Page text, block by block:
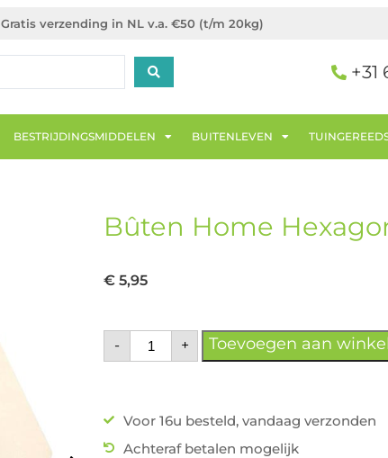
Gratis verzending in NL v.a. €50 (t/m 20kg)
+31
BESTRIJDINGSMIDDELEN BUITENLEVEN
Bûten Home
€ 5,95
- + Toevoegen aan
Voor 16u besteld, vandaag verzonden
Achteraf betalen mogelijk